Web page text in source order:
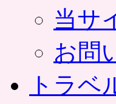
当サ
お問
トラベ